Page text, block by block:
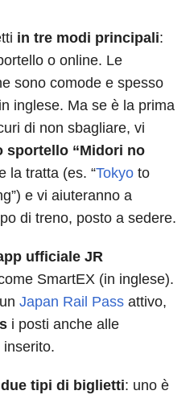
in tre modi principali:
o online. Le
sono comode e spesso
inglese. Ma se è la prima
di non sbagliare, vi
sportello “Midori no
la tratta (es. “Tokyo to
e vi aiuteranno a
di treno, posto a sedere.
ufficiale JR
SmartEX (in inglese).
Japan Rail Pass attivo,
i posti anche alle
due tipi di biglietti: uno è